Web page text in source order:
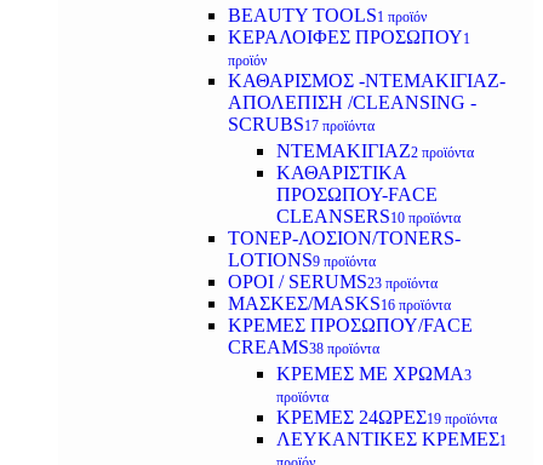
BEAUTY TOOLS1 προϊόν
ΚΕΡΑΛΟΙΦΕΣ ΠΡΟΣΩΠΟΥ1
προϊόν
ΚΑΘΑΡΙΣΜΟΣ -ΝΤΕΜΑΚΙΓΙΑΖ-
ΑΠΟΛΕΠΙΣΗ /CLEANSING -
SCRUBS17 προϊόντα
ΝΤΕΜΑΚΙΓΙΑΖ2 προϊόντα
ΚΑΘΑΡΙΣΤΙΚΑ
ΠΡΟΣΩΠΟΥ-FACE
CLEANSERS10 προϊόντα
ΤΟΝΕΡ-ΛΟΣΙΟΝ/TONERS-
LOTIONS9 προϊόντα
ΟΡΟΙ / SERUMS23 προϊόντα
ΜΑΣΚΕΣ/MASKS16 προϊόντα
ΚΡΕΜΕΣ ΠΡΟΣΩΠΟΥ/FACE
CREAMS38 προϊόντα
ΚΡΕΜΕΣ ΜΕ ΧΡΩΜΑ3
προϊόντα
ΚΡΕΜΕΣ 24ΩΡΕΣ19 προϊόντα
ΛΕΥΚΑΝΤΙΚΕΣ ΚΡΕΜΕΣ1